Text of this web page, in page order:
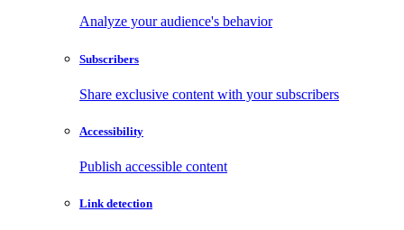
Analyze your audience's behavior
Subscribers
Share exclusive content with your subscribers
Accessibility
Publish accessible content
Link detection